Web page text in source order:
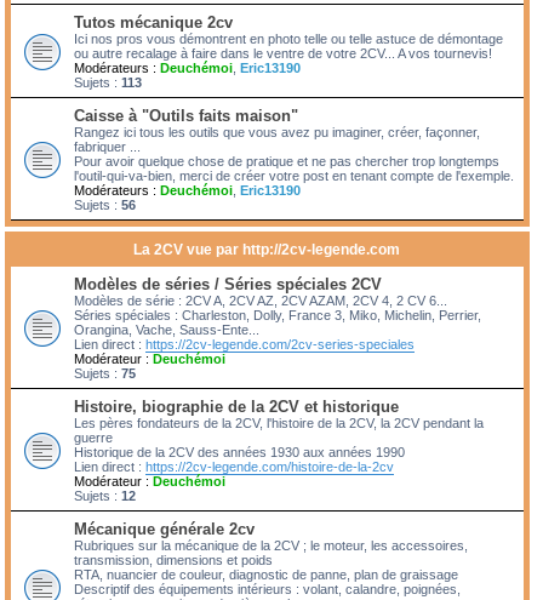
Tutos mécanique 2cv
Ici nos pros vous démontrent en photo telle ou telle astuce de démontage
ou autre recalage à faire dans le ventre de votre 2CV... A vos tournevis!
Modérateurs : Deuchémoi Eric13190
Sujets : 113
Caisse à "Outils faits maison"
Rangez ici tous les outils que vous avez pu imaginer, créer, façonner,
fabriquer ...
Pour avoir quelque chose de pratique et ne pas chercher trop longtemps
l'outil-qui-va-bien, merci de créer votre post en tenant compte de l'exemple.
Modérateurs : Deuchémoi Eric13190
Sujets : 56
La 2CV vue par http://2cv-legende.com
Modèles de séries / Séries spéciales 2CV
Modèles de série : 2CV A, 2CV AZ, 2CV AZAM, 2CV 4, 2 CV 6...
Séries spéciales : Charleston, Dolly, France 3, Miko, Michelin, Perrier,
Orangina, Vache, Sauss-Ente...
Lien direct : https://2cv-legende.com/2cv-series-speciales
Modérateur : Deuchémoi
Sujets : 75
Histoire, biographie de la 2CV et historique
Les pères fondateurs de la 2CV, l'histoire de la 2CV, la 2CV pendant la
guerre
Historique de la 2CV des années 1930 aux années 1990
Lien direct : https://2cv-legende.com/histoire-de-la-2cv
Modérateur : Deuchémoi
Sujets : 12
Mécanique générale 2cv
Rubriques sur la mécanique de la 2CV ; le moteur, les accessoires,
transmission, dimensions et poids
RTA, nuancier de couleur, diagnostic de panne, plan de graissage
Descriptif des équipements intérieurs : volant, calandre, poignées,